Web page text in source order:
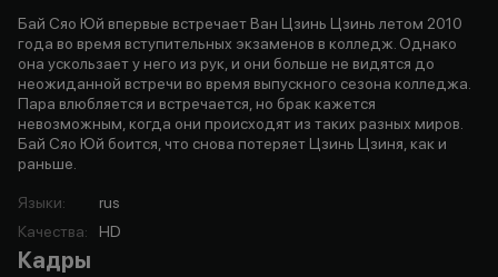
Бай Сяо Юй впервые встречает Ван Цзинь Цзинь летом 2010
года во время вступительных экзаменов в колледж. Однако
она ускользает у него из рук, и они больше не видятся до
неожиданной встречи во время выпускного сезона колледжа.
Пара влюбляется и встречается, но брак кажется
невозможным, когда они происходят из таких разных миров.
Бай Сяо Юй боится, что снова потеряет Цзинь Цзиня, как и
раньше.
Языки:
rus
Качества: HD
Кадры